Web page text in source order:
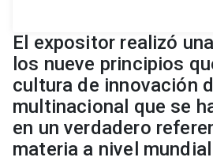
El expositor realizó
los nueve principios
cultura de innovación
multinacional que se
en un verdadero
materia a nivel